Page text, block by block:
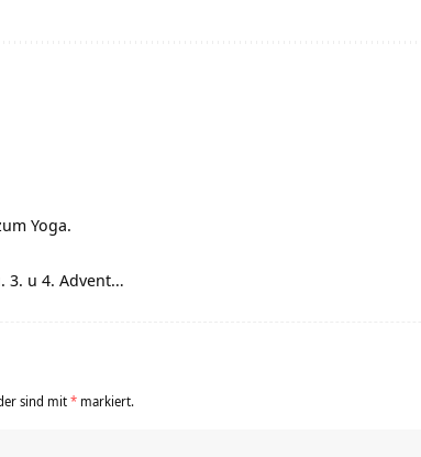
Yoga.
3. u 4. Advent…
sind mit* markiert.